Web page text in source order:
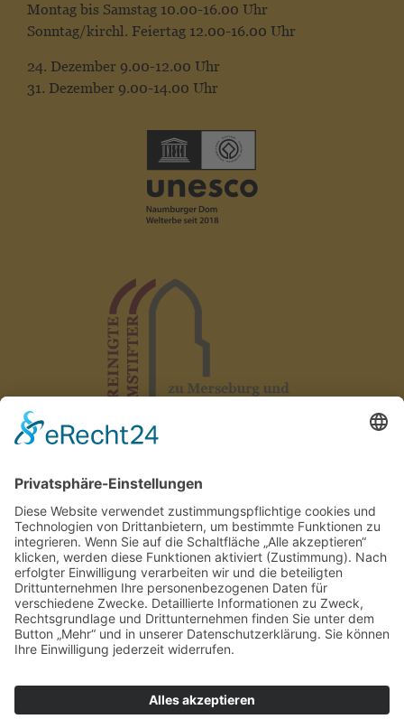
Montag bis Samstag 10.00-16.00 Uhr
Sonntag/kirchl. Feiertag 12.00-16.00 Uhr
24. Dezember 9.00-12.00 Uhr
31. Dezember 9.00-14.00 Uhr
Impressum|Datenschutz|Erklärung zur Barrierefreiheit